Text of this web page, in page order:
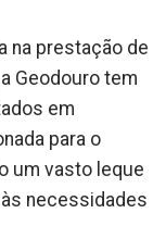
na prestação de
Geodouro tem
em
para o
um vasto leque
necessidades